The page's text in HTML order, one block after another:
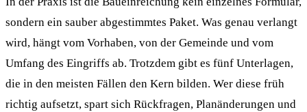
sondern ein sauber abgestimmtes Paket. Was genau verlangt
wird, hängt vom Vorhaben, von der Gemeinde und vom
Umfang des Eingriffs ab. Trotzdem gibt es fünf Unterlagen,
die in den meisten Fällen den Kern bilden. Wer diese früh
richtig aufsetzt, spart sich Rückfragen, Planänderungen und